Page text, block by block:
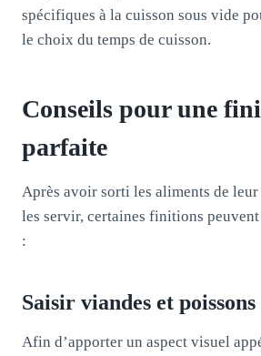
spécifiques à la cuisson sous vide
le choix du temps de cuisson.
Conseils pour une
parfaite
Après avoir sorti les aliments de leur
les servir, certaines finitions
:
Saisir viandes et poissons
Afin d’apporter un aspect visuel